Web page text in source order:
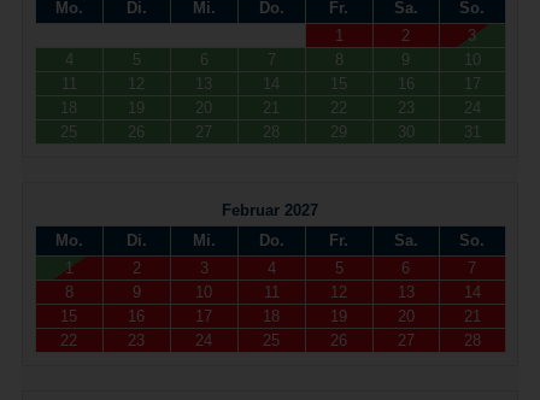
Mo.
Di. Mi. Do. Fr. Sa.
So.
1
2
3
4
5 6 7 8 9
10
11
12 13 14 15 16
17
18
19 20 21 22 23
24
25
26 27 28 29 30 31
Februar 2027
Mo.
Di. Mi. Do. Fr. Sa.
So.
1
2 3 4 5 6
7
8
9 10 11 12 13
14
15
16 17 18 19 20
21
22
23 24 25 26 27 28